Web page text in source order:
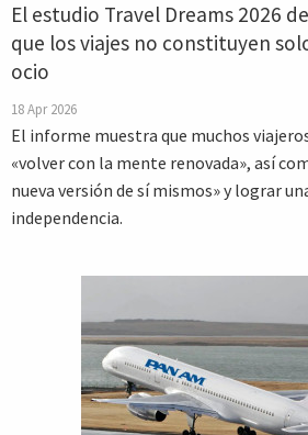
El estudio Travel Dreams 2026
que los viajes no constituyen
ocio
18 Apr 2026
El informe muestra que muchos
«volver con la mente renovada», así
nueva versión de sí mismos» y lograr
independencia.